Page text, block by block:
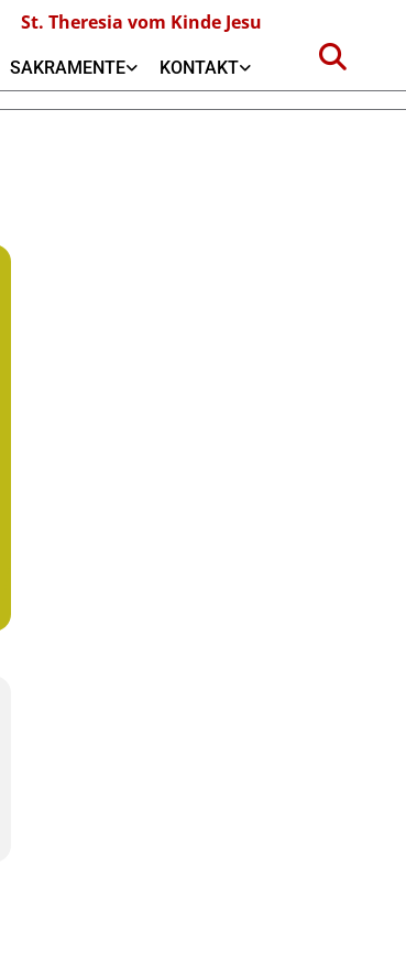
St. Theresia vom Kinde Jesu
SAKRAMENTE KONTAKT